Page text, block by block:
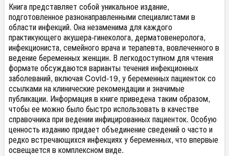
Книга представляет собой уникальное издание,
подготовленное разнонаправленными специалистами в
области инфекций. Она незаменима для каждого
практикующего акушера-гинеколога, дерматовенеролога,
инфекциониста, семейного врача и терапевта, вовлеченного в
ведение беременных женщин. В легкодоступном для чтения
формате обсуждаются варианты течения инфекционных
заболеваний, включая Covid-19, у беременных пациенток со
ссылками на клинические рекомендации и значимые
публикации. Информация в книге приведена таким образом,
чтобы ее можно было быстро использовать в качестве
справочника при ведении инфицированных пациенток. Особую
ценность изданию придает объединение сведений о часто и
редко встречающихся инфекциях у беременных, что впервые
освещается в комплексном виде.